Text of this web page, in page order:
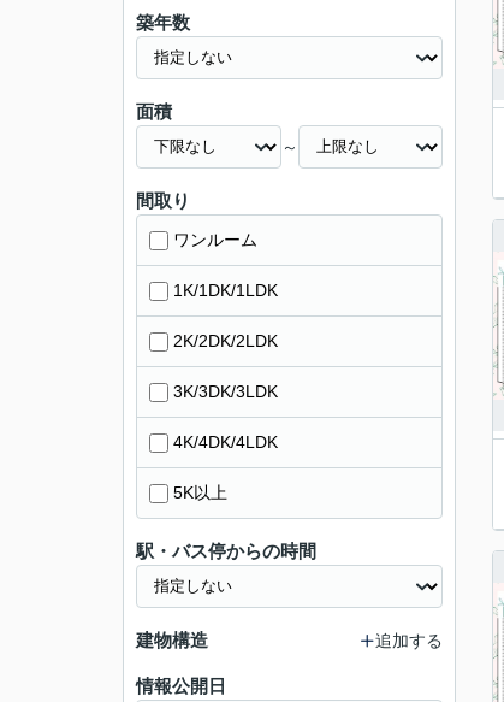
築年数
面積
～
間取り
ワンルーム
1K/1DK/1LDK
2K/2DK/2LDK
3K/3DK/3LDK
4K/4DK/4LDK
5K以上
駅・バス停からの時間
建物構造 追加する
情報公開日